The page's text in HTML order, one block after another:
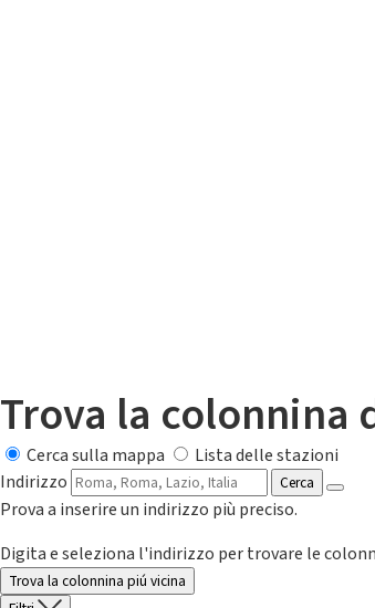
Trova la colonnina
Cerca sulla mappa
Lista delle stazioni
Indirizzo
Cerca
Prova a inserire un indirizzo più preciso.
Digita e seleziona l'indirizzo per trovare le
Trova la colonnina piú vicina